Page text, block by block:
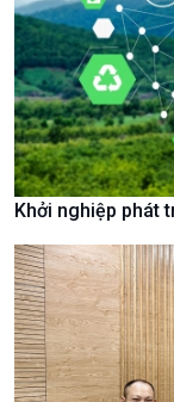
Giới thiệu
Khởi nghiệp phát